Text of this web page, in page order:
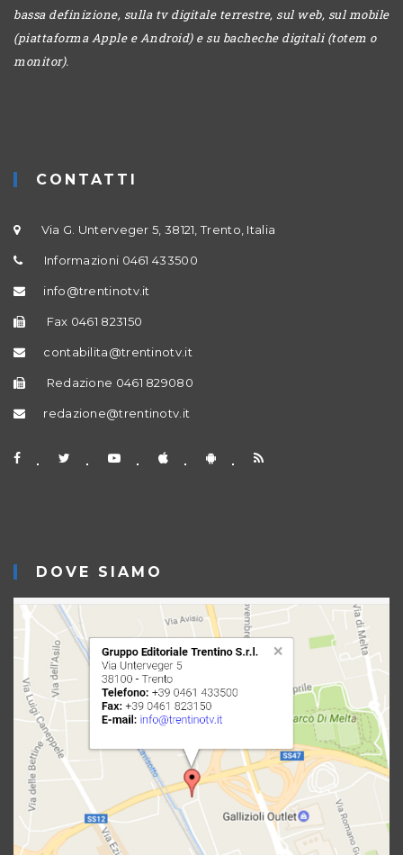
bassa definizione, sulla tv digitale terrestre, sul web, sul mobile
(piattaforma Apple e Android) e su bacheche digitali (totem o
monitor).
CONTATTI
Via G. Unterveger 5, 38121, Trento, Italia
Informazioni 0461 433500
info@trentinotv.it
Fax 0461 823150
contabilita@trentinotv.it
Redazione 0461 829080
redazione@trentinotv.it
DOVE SIAMO